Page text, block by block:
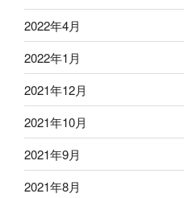
2022年4月
2022年1月
2021年12月
2021年10月
2021年9月
2021年8月